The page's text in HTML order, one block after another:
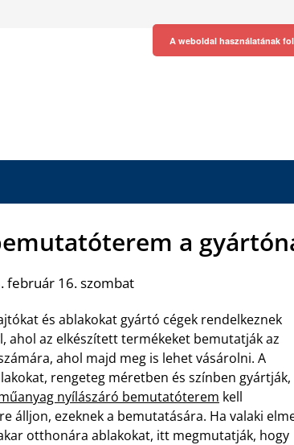
a
február 16. szombat
és ablakokat gyártó cégek rendelkeznek
ahol az elkészített termékeket bemutatják az
ahol majd meg is lehet vásárolni. A
rengeteg méretben és színben gyártják,
nyílászáró bemutatóterem kell
álljon, ezeknek a bemutatására. Ha valaki
otthonára ablakokat, itt megmutatják, hogy
A weboldal használatának